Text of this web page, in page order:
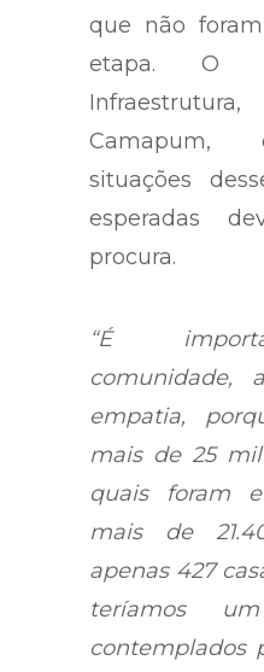
que não
etapa. O
Camapum,
situações
esperadas
procura.
“É
comunidade,
empatia,
mais de 25
quais foram
mais de
apenas 427
teríamos
contemplados